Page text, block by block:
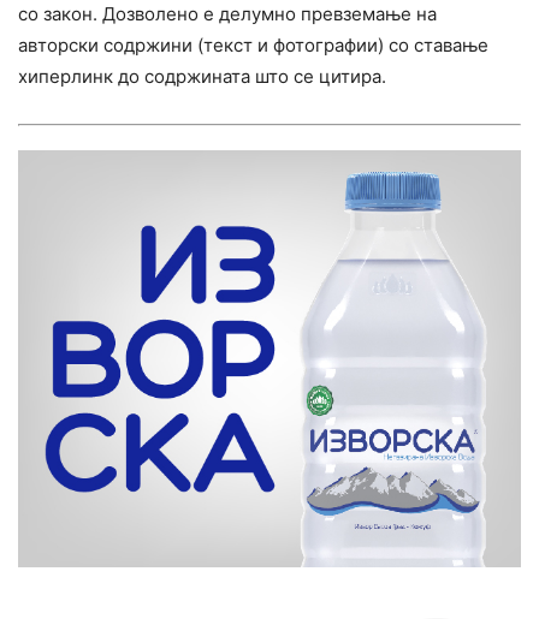
со закон. Дозволено е делумно превземање на
авторски содржини (текст и фотографии) со ставање
хиперлинк до содржината што се цитира.